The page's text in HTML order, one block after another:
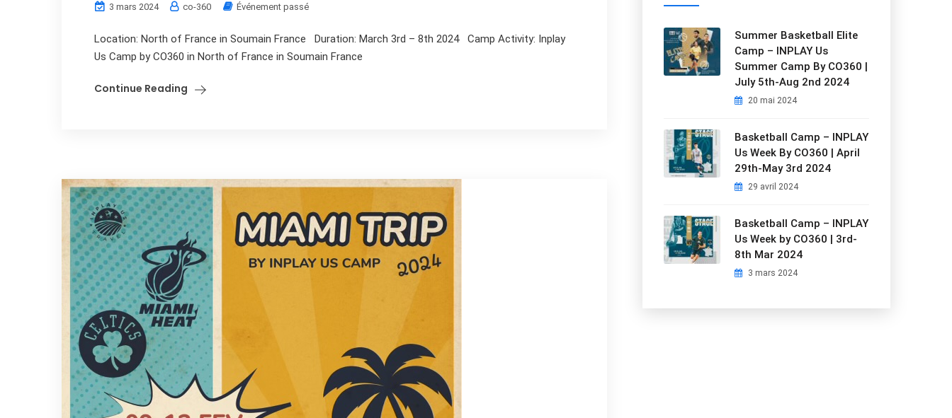
3 mars 2024 co-360 Événement passé
Location: North of France in Soumain France Duration: March 3rd – 8th 2024 Camp Activity: Inplay
Us Camp by CO360 in North of France in Soumain France
Continue Reading
Summer Basketball Elite
Camp – INPLAY Us
Summer Camp By CO360 |
July 5th-Aug 2nd 2024
20 mai 2024
Basketball Camp – INPLAY
Us Week By CO360 | April
29th-May 3rd 2024
29 avril 2024
Basketball Camp – INPLAY
Us Week by CO360 | 3rd-
8th Mar 2024
3 mars 2024